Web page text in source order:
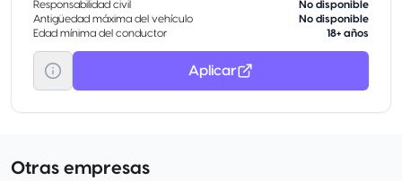
Responsabilidad civil
No disponible
Antigüedad máxima del vehículo
No disponible
Edad mínima del conductor
18+ años
Aplicar
Otras empresas